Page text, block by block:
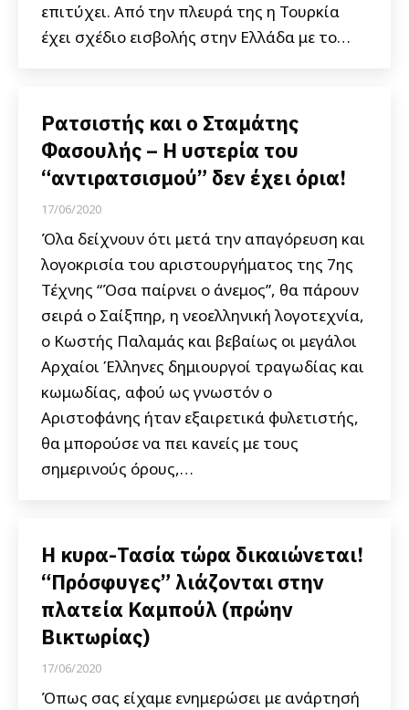
επιτύχει. Από την πλευρά της η Τουρκία
έχει σχέδιο εισβολής στην Ελλάδα με το…
Ρατσιστής και ο Σταμάτης
Φασουλής – Η υστερία του
“αντιρατσισμού” δεν έχει όρια!
17/06/2020
Όλα δείχνουν ότι μετά την απαγόρευση και
λογοκρισία του αριστουργήματος της 7ης
Τέχνης “Όσα παίρνει ο άνεμος”, θα πάρουν
σειρά ο Σαίξπηρ, η νεοελληνική λογοτεχνία,
ο Κωστής Παλαμάς και βεβαίως οι μεγάλοι
Αρχαίοι Έλληνες δημιουργοί τραγωδίας και
κωμωδίας, αφού ως γνωστόν ο
Αριστοφάνης ήταν εξαιρετικά φυλετιστής,
θα μπορούσε να πει κανείς με τους
σημερινούς όρους,…
Η κυρα-Τασία τώρα δικαιώνεται!
“Πρόσφυγες” λιάζονται στην
πλατεία Καμπούλ (πρώην
Βικτωρίας)
17/06/2020
Όπως σας είχαμε ενημερώσει με ανάρτησή